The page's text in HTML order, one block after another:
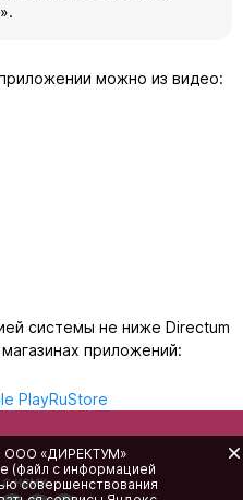
можно из видео:
системы не ниже Directum
приложений:
PlayRuStore
нами
ООО «ДИРЕКТУМ»
(файл с информацией
совершенствования